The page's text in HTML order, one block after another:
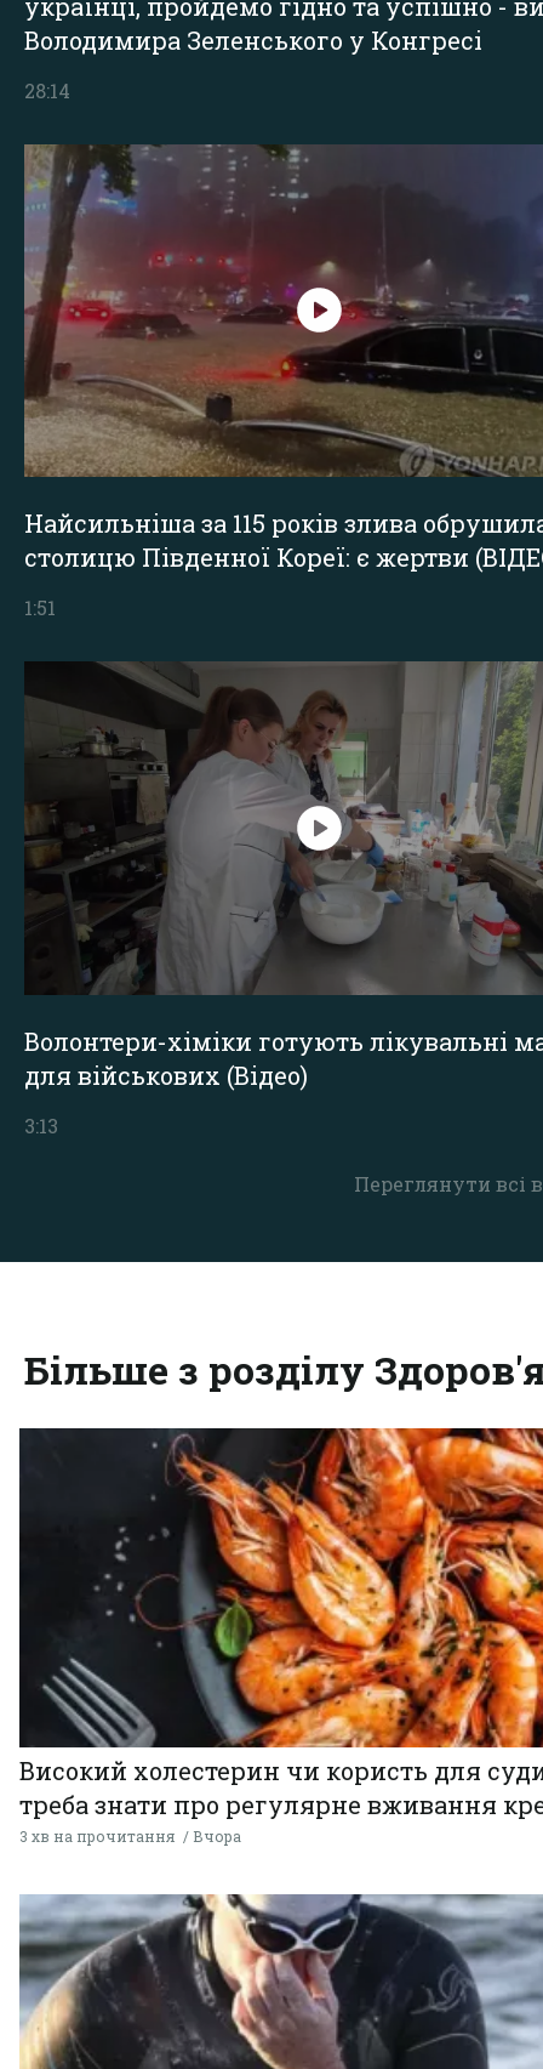
Переглянути всі
Володимира Зеленського у Конгресі
28:14
Найсильніша за 115 років злива
столицю Південної Кореї: є жертви
1:51
Волонтери-хіміки готують лікувальні
для військових (Відео)
3:13
Більше з розділу
Високий холестерин чи користь для
треба знати про регулярне вживання
3 хв на прочитання Вчора